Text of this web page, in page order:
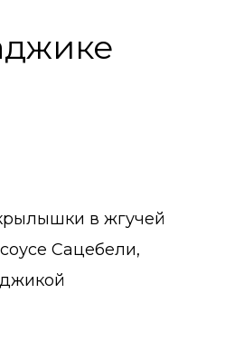
в жгучей
Сацебели,